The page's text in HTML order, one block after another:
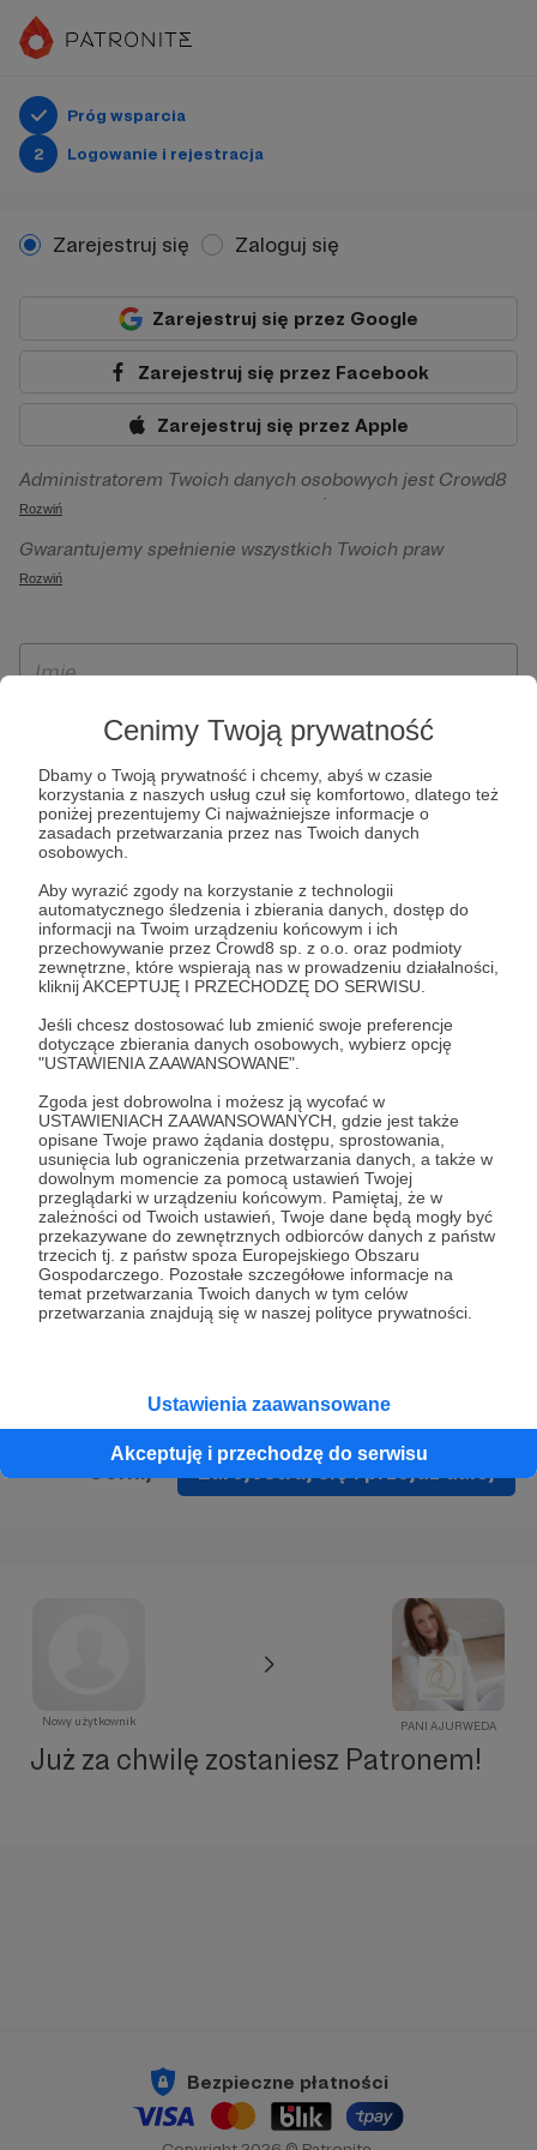
Cenimy Twoją prywatność
Dbamy o Twoją prywatność i chcemy, abyś w czasie
korzystania z naszych usług czuł się komfortowo, dlatego też
poniżej prezentujemy Ci najważniejsze informacje o
zasadach przetwarzania przez nas Twoich danych
osobowych.
Aby wyrazić zgody na korzystanie z technologii
automatycznego śledzenia i zbierania danych, dostęp do
informacji na Twoim urządzeniu końcowym i ich
przechowywanie przez Crowd8 sp. z o.o. oraz podmioty
zewnętrzne, które wspierają nas w prowadzeniu działalności,
kliknij AKCEPTUJĘ I PRZECHODZĘ DO SERWISU.
Jeśli chcesz dostosować lub zmienić swoje preferencje
dotyczące zbierania danych osobowych, wybierz opcję
"USTAWIENIA ZAAWANSOWANE".
Zgoda jest dobrowolna i możesz ją wycofać w
USTAWIENIACH ZAAWANSOWANYCH, gdzie jest także
opisane Twoje prawo żądania dostępu, sprostowania,
usunięcia lub ograniczenia przetwarzania danych, a także w
dowolnym momencie za pomocą ustawień Twojej
przeglądarki w urządzeniu końcowym. Pamiętaj, że w
zależności od Twoich ustawień, Twoje dane będą mogły być
przekazywane do zewnętrznych odbiorców danych z państw
trzecich tj. z państw spoza Europejskiego Obszaru
Gospodarczego. Pozostałe szczegółowe informacje na
temat przetwarzania Twoich danych w tym celów
przetwarzania znajdują się w naszej polityce prywatności.
Ustawienia zaawansowane
Akceptuję i przechodzę do serwisu
Próg wsparcia
2
Logowanie i rejestracja
Zarejestruj się Zaloguj się
Zarejestruj się przez Google
Zarejestruj się przez Facebook
Zarejestruj się przez Apple
Administratorem Twoich danych osobowych jest Crowd8
sp. z o.o. z siedziba w Warszawie, ul. Żwirki i Wigury 16, 02-
092 Warszawa. Twoje dane osobowe będą przetwarzane w
szczególności w celu wykonania umowy zawartej z Tobą, w
Patronite.pl, w tym możliwości dokonywania oraz
otrzymywania wsparcia na naszej platformie oraz
Rozwiń
Gwarantujemy spełnienie wszystkich Twoich praw
wynikających z ogólnego rozporządzenia o ochronie
ich przenoszenia, niepodlegania zautomatyzowanemu
wyrażenia sprzeciwu wobec przetwarzania Twoich danych
osobowych. Rejestracja dla osób niepełnoletnich możliwa
jest po przekazaniu podpisanego formularza "Zgodna na
założenie konta przez osobę niepełnoletnią", formularz
dostępny jest na stronie regulaminu Patronite.pl.
Rozwiń
* Zapoznałem się i akceptujęRegulaminserwisu oraz
* Wyrażam zgodę na przetwarzanie moich danych
osobowych podanych w formularzu rejestracyjnym w celu
prawidłowego świadczenia usług serwisu Patronite.
Wyrażam zgodę na otrzymywanie drogą elektroniczną
informacji handlowych - newslettera. Opcja ta może zostać
zmieniona w ustawieniach konta.
Zarejestruj się i przejdź dalej
Nowy użytkownik PANI AJURWEDA
Już za chwilę zostaniesz Patronem!
Bezpieczne płatności